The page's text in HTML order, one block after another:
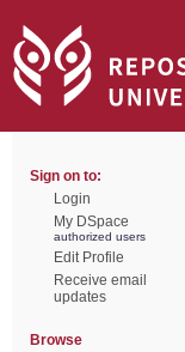
Sign on to:
Login
My DSpace
authorized users
Edit Profile
Receive email
updates
Browse